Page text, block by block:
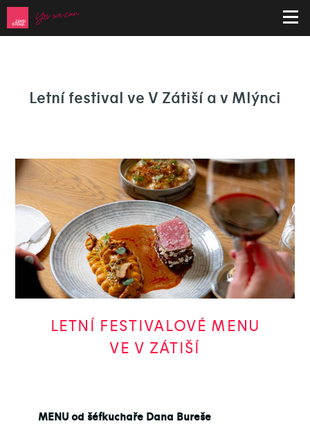
Letní festival ve V Zátiší a v Mlýnci
LETNÍ FESTIVALOVÉ MENU
VE V ZÁTIŠÍ
MENU od šéfkuchaře Dana Bureše